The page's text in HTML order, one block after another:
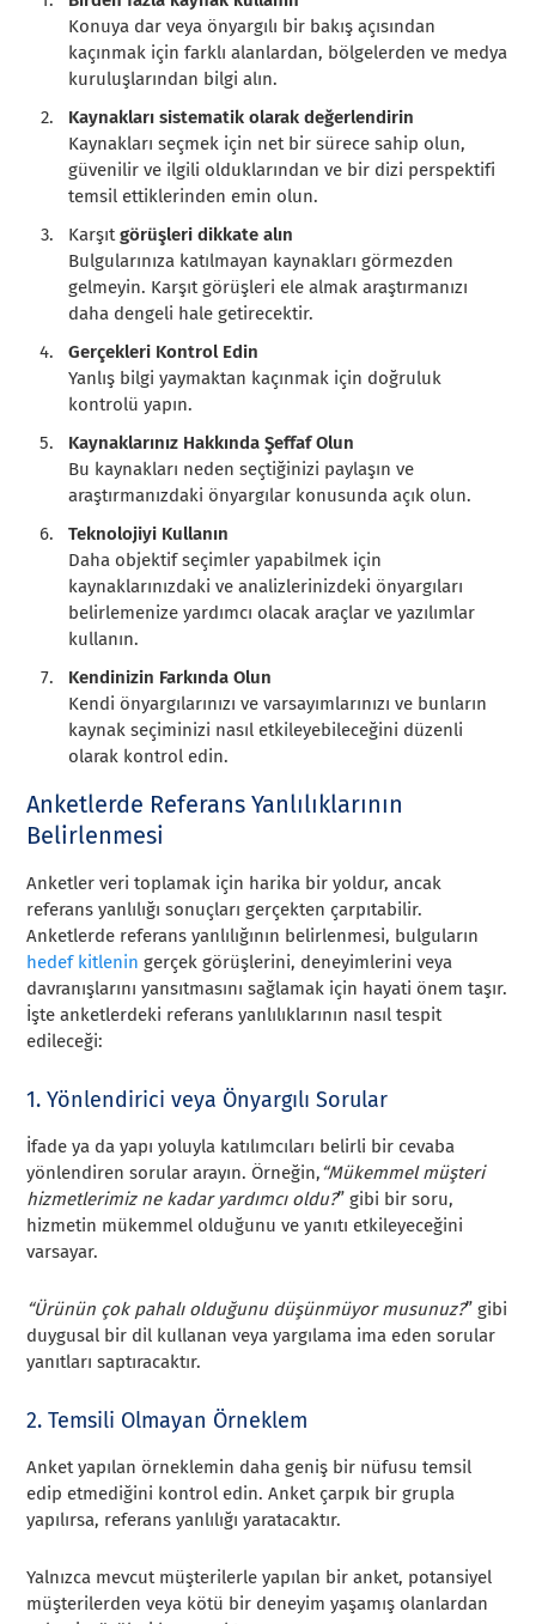
Konuya dar veya önyargılı bir bakış açısından
kaçınmak için farklı alanlardan, bölgelerden ve medya
kuruluşlarından bilgi alın.
Kaynakları sistematik olarak değerlendirin
Kaynakları seçmek için net bir sürece sahip olun,
güvenilir ve ilgili olduklarından ve bir dizi perspektifi
temsil ettiklerinden emin olun.
Karşıtgörüşleri dikkate alın
Bulgularınıza katılmayan kaynakları görmezden
gelmeyin. Karşıt görüşleri ele almak araştırmanızı
daha dengeli hale getirecektir.
Gerçekleri Kontrol Edin
Yanlış bilgi yaymaktan kaçınmak için doğruluk
kontrolü yapın.
Kaynaklarınız Hakkında Şeffaf Olun
Bu kaynakları neden seçtiğinizi paylaşın ve
araştırmanızdaki önyargılar konusunda açık olun.
Teknolojiyi Kullanın
Daha objektif seçimler yapabilmek için
kaynaklarınızdaki ve analizlerinizdeki önyargıları
belirlemenize yardımcı olacak araçlar ve yazılımlar
kullanın.
Kendinizin Farkında Olun
Kendi önyargılarınızı ve varsayımlarınızı ve bunların
kaynak seçiminizi nasıl etkileyebileceğini düzenli
olarak kontrol edin.
Anketlerde Referans Yanlılıklarının
Belirlenmesi
Anketler veri toplamak için harika bir yoldur, ancak
referans yanlılığı sonuçları gerçekten çarpıtabilir.
Anketlerde referans yanlılığının belirlenmesi, bulguların
hedef kitlenin gerçek görüşlerini, deneyimlerini veya
davranışlarını yansıtmasını sağlamak için hayati önem taşır.
İşte anketlerdeki referans yanlılıklarının nasıl tespit
edileceği:
1. Yönlendirici veya Önyargılı Sorular
İfade ya da yapı yoluyla katılımcıları belirli bir cevaba
yönlendiren sorular arayın. Örneğin,“Mükemmel müşteri
hizmetlerimiz ne kadar yardımcı oldu?” gibi bir soru,
hizmetin mükemmel olduğunu ve yanıtı etkileyeceğini
varsayar.
“Ürünün çok pahalı olduğunu düşünmüyor musunuz?” gibi
duygusal bir dil kullanan veya yargılama ima eden sorular
yanıtları saptıracaktır.
2. Temsili Olmayan Örneklem
Anket yapılan örneklemin daha geniş bir nüfusu temsil
edip etmediğini kontrol edin. Anket çarpık bir grupla
yapılırsa, referans yanlılığı yaratacaktır.
Yalnızca mevcut müşterilerle yapılan bir anket, potansiyel
müşterilerden veya kötü bir deneyim yaşamış olanlardan